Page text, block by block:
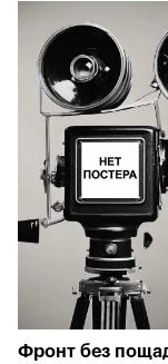
Фронт без